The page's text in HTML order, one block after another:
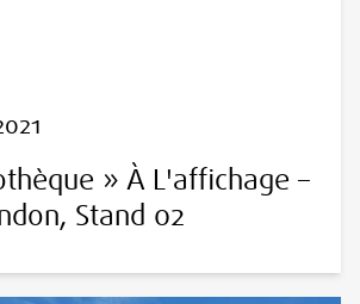
» À L'affichage –
Stand 02